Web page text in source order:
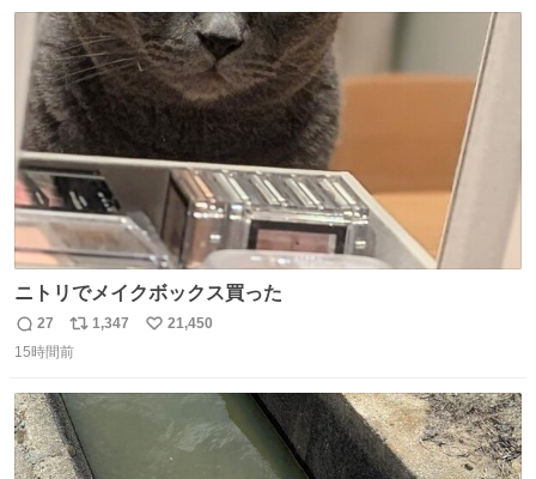
化する ・院生が研究環境を求め他大学に移るのを批判する
過去例↓
ト
数
数
ニトリでメイクボックス買った
返
信
27
リ
ポ
ト
数
1,347
い
21,450
15時間前